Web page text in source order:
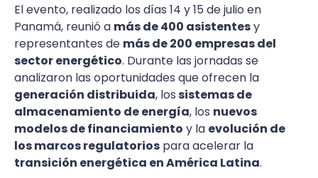
El evento, realizado los días 14 y 15 de julio en
Panamá, reunió a más de 400 asistentesy
representantes de más de 200 empresas del
sector energético. Durante las jornadas se
analizaron las oportunidades que ofrecen la
generación distribuida, lossistemas de
almacenamiento de energía, los nuevos
modelos de financiamiento y la evolución de
los marcos regulatorios para acelerar la
transición energética en América Latina.